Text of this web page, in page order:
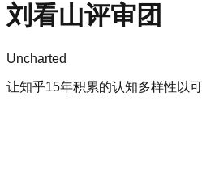
刘看山评审团
Uncharted
让知乎15年积累的认知多样性以